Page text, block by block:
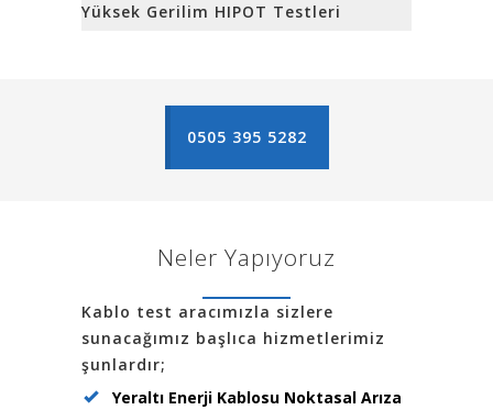
Yüksek Gerilim HIPOT Testleri
0505 395 5282
Neler Yapıyoruz
Kablo test aracımızla sizlere
sunacağımız başlıca hizmetlerimiz
şunlardır;
Yeraltı Enerji Kablosu Noktasal Arıza